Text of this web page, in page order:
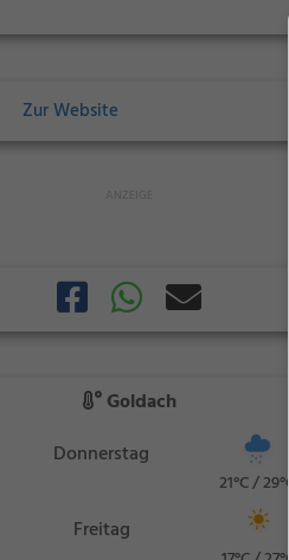
Zur Website
Goldach
Donnerstag
21°C / 29°C
Freitag